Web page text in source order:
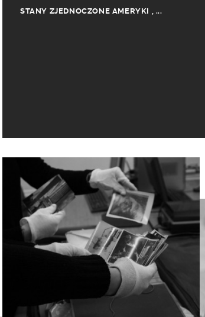
STANY ZJEDNOCZONE AMERYKI , ...
ARMIA AMERYKAŃSKA,AMERYKANIN